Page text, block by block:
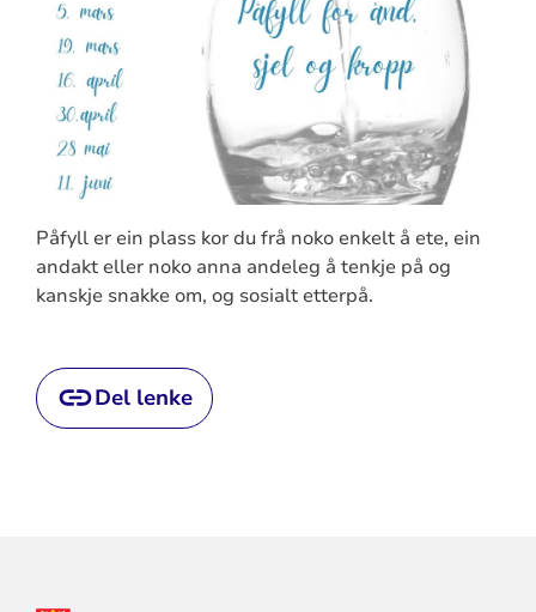
Påfyll er ein plass kor du frå noko enkelt å ete, ein
andakt eller noko anna andeleg å tenkje på og
kanskje snakke om, og sosialt etterpå.
Del lenke